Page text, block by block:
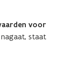
voor
staat